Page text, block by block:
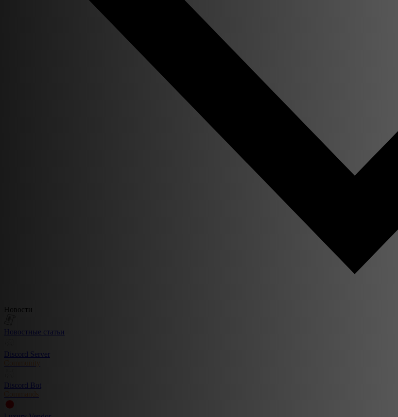
Новости
Новостные статьи
Discord Server
Community
Discord Bot